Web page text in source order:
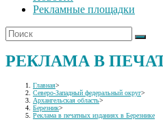
Рекламные площадки
РЕКЛАМА В
Главная>
Северо-Западный федеральный округ>
Архангельская область>
Березник>
Реклама в печатных изданиях в Березнике